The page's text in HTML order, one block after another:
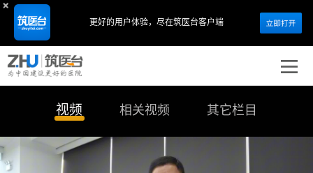
视频 相关视频 其它栏目
更好的用户体验， 尽在筑医台客户端